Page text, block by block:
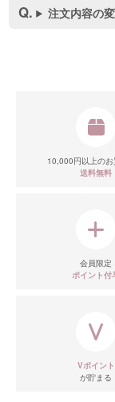
注文内容の
10,000円以上の
送料無料
会員限定
ポイント付
Vポイント
が貯まる